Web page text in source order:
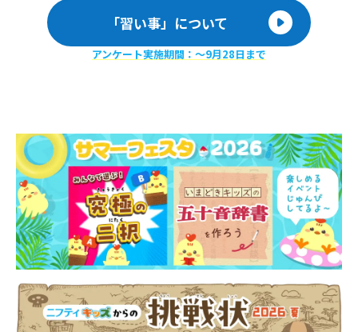
「習い事」について
アンケート実施期間：〜9月28日まで